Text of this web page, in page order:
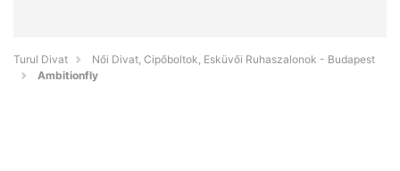
Turul Divat
Női Divat, Cipőboltok, Esküvői Ruhaszalonok - Budapest
Ambitionfly